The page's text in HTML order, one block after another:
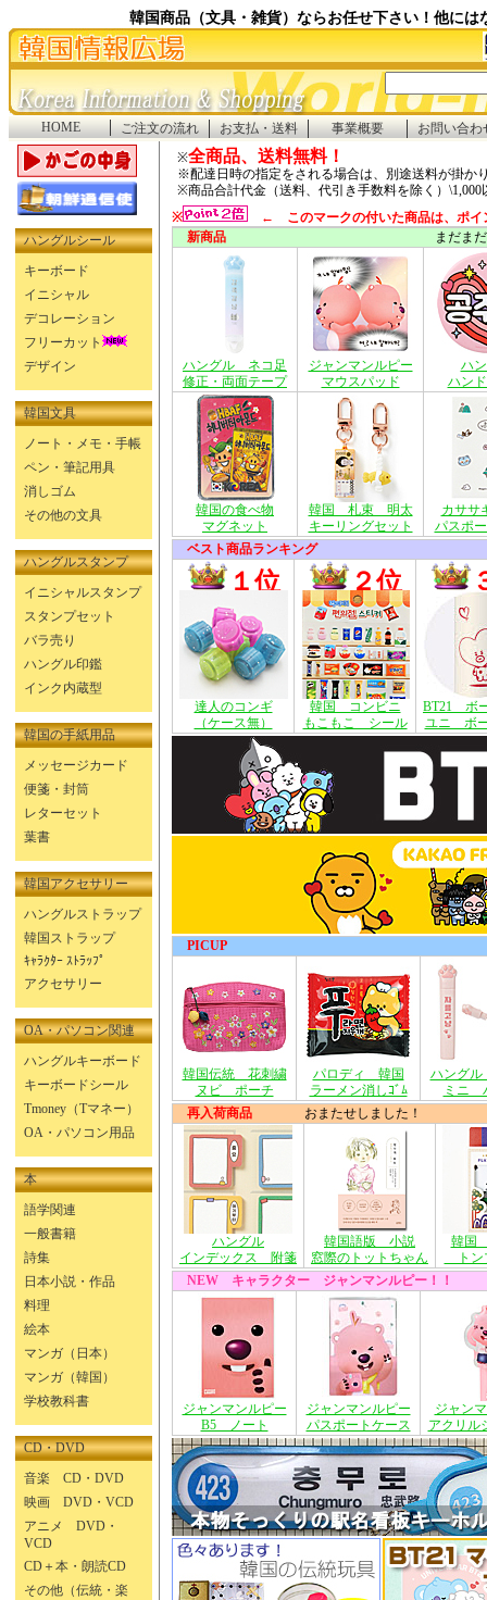
韓国商品（文具・雑貨）ならお任せ下さい！他に
HOME ご注文の流れ お支払・送料 事業概要 お問い合わ
ハングルシール
キーボード
イニシャル
デコレーション
フリーカット
デザイン
韓国文具
ノート・メモ・手帳
ペン・筆記用具
消しゴム
その他の文具
ハングルスタンプ
イニシャルスタンプ
スタンプセット
バラ売り
ハングル印鑑
インク内蔵型
韓国の手紙用品
メッセージカード
便箋・封筒
レターセット
葉書
韓国アクセサリー
ハングルストラップ
韓国ストラップ
ｷｬﾗｸﾀｰ ｽﾄﾗｯﾌﾟ
アクセサリー
OA・パソコン関連
ハングルキーボード
キーボードシール
Tmoney（Tマネー）
OA・パソコン用品
本
語学関連
一般書籍
詩集
日本小説・作品
料理
絵本
マンガ（日本）
マンガ（韓国）
学校教科書
CD・DVD
音楽 CD・DVD
映画 DVD・VCD
アニメ DVD・
VCD
CD＋本・朗読CD
その他（伝統・楽
※全商品、送料無料！
※配達日時の指定をされる場合は、別途送料が掛か
※商品合計代金（送料、代引き手数料を除く）
※
← このマークの付いた商品は、ポイ
新商品 まだまだあります
ハングル ネコ足
修正・両面テープ
ジャンマンルピー
マウスパッド
ハ
ハン
韓国の食べ物
マグネット
韓国 札束 明太
キーリングセット
カササ
パスポ
ベスト商品ランキング
１位
達人のコンギ
（ケース無）
２位
韓国 コンビニ
もこもこ シール
BT21 ボ
ユニ ボ
PICUP
韓国伝統 花刺繍
ヌビ ポーチ
パロディ 韓国
ラーメン消しｺﾞﾑ
ハング
ミニ
再入荷商品 おまたせしました！
ハングル
インデックス 附箋
韓国語版 小説
窓際のトットちゃん
韓国
トン
NEW キャラクター ジャンマンルピー！！
ジャンマンルピー
B5 ノート
ジャンマンルピー
パスポートケース
ジャン
アクリル